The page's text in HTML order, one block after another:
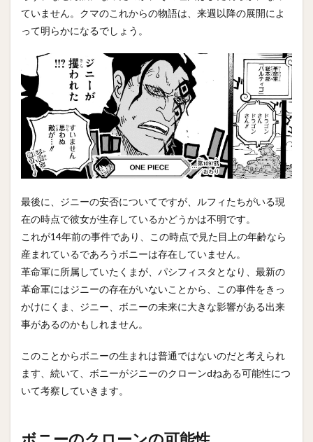
ていません。クマのこれからの物語は、来週以降の展開によ
って明らかになるでしょう。
最後に、ジニーの安否についてですが、ルフィたちがいる現
在の時点で彼女が生存しているかどうかは不明です。
これが14年前の事件であり、この時点で見た目上の年齢なら
産まれているであろうボニーは存在していません。
革命軍に所属していたくまが、パシフィスタとなり、最新の
革命軍にはジニーの存在がいないことから、この事件をきっ
かけにくま、ジニー、ボニーの未来に大きな影響がある出来
事があるのかもしれません。
このことからボニーの生まれは普通ではないのだと考えられ
ます、続いて、ボニーがジニーのクローンdねある可能性につ
いて考察していきます。